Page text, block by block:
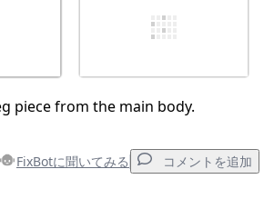
piece from the main body.
FixBotに聞いてみる コメントを追加